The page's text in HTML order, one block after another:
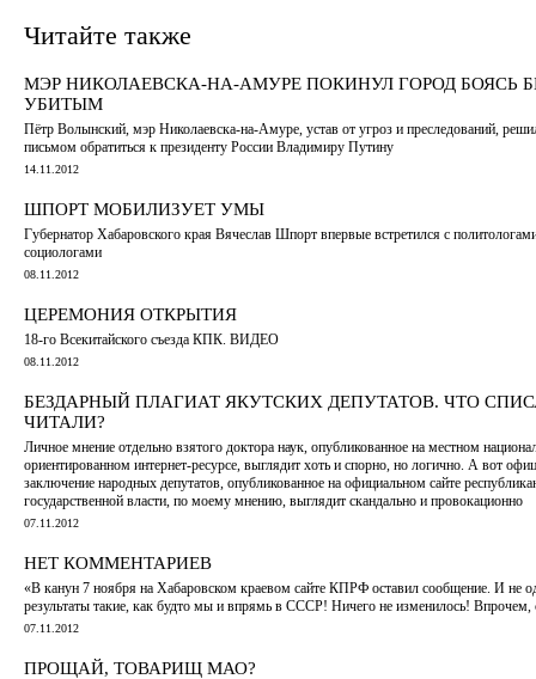
Читайте также
МЭР НИКОЛАЕВСКА-НА-АМУРЕ ПОКИНУЛ ГОРОД БОЯСЬ
УБИТЫМ
Пётр Волынский, мэр Николаевска-на-Амуре, устав от угроз и преследований,
письмом обратиться к президенту России Владимиру Путину
14.11.2012
ШПОРТ МОБИЛИЗУЕТ УМЫ
Губернатор Хабаровского края Вячеслав Шпорт впервые встретился с
социологами
08.11.2012
ЦЕРЕМОНИЯ ОТКРЫТИЯ
18-го Всекитайского съезда КПК. ВИДЕО
08.11.2012
БЕЗДАРНЫЙ ПЛАГИАТ ЯКУТСКИХ ДЕПУТАТОВ. ЧТО
ЧИТАЛИ?
Личное мнение отдельно взятого доктора наук, опубликованное на местном
ориентированном интернет-ресурсе, выглядит хоть и спорно, но логично. А вот
заключение народных депутатов, опубликованное на официальном сайте
государственной власти, по моему мнению, выглядит скандально и провокационно
07.11.2012
НЕТ КОММЕНТАРИЕВ
«В канун 7 ноября на Хабаровском краевом сайте КПРФ оставил сообщение. И не
результаты такие, как будто мы и впрямь в СССР! Ничего не изменилось! Впрочем,
07.11.2012
ПРОЩАЙ, ТОВАРИЩ МАО?